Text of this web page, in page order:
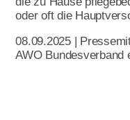
oder oft die
08.09.2025 |
AWO Bundesverband